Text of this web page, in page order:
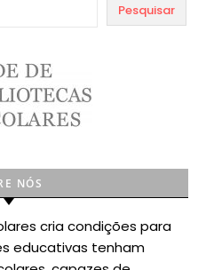
Pesquisar
NÓS
cria condições para
educativas tenham